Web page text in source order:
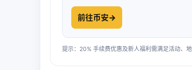
前往币安→
提示：20% 手续费优惠及新人福利需满足活动、